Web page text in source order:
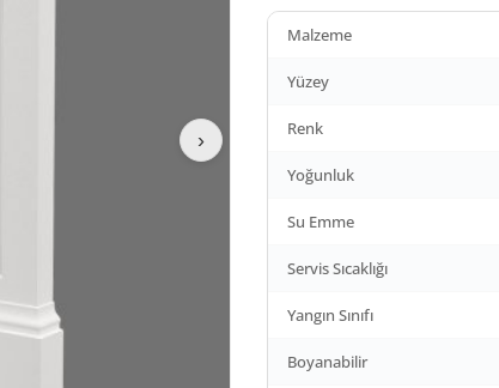
›
Malzeme
Yüzey
Renk
Yoğunluk
Su Emme
Servis Sıcaklığı
Yangın Sınıfı
Boyanabilir